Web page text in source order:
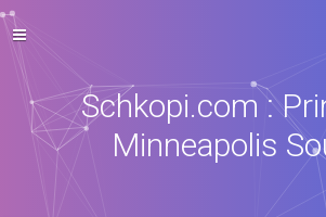
Schkopi.com :
Minneapolis